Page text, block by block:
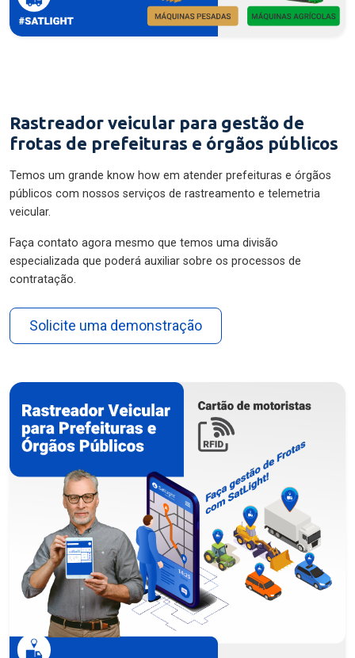
Rastreador veicular para gestão de
frotas de prefeituras e órgãos públicos
Temos um grande know how em atender prefeituras e órgãos
públicos com nossos serviços de rastreamento e telemetria
veicular.
Faça contato agora mesmo que temos uma divisão
especializada que poderá auxiliar sobre os processos de
contratação.
Solicite uma demonstração